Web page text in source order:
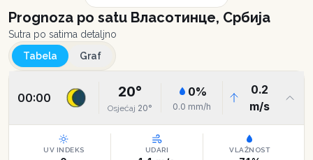
Prognoza po satu Власотинце, Србија
Sutra po satima detaljno
Tabela
Graf
00:00 20°
Osjećaj 20°
0%
0.0 mm/h
0.2
m/s
UV INDEKS UDARI VLAŽNOST